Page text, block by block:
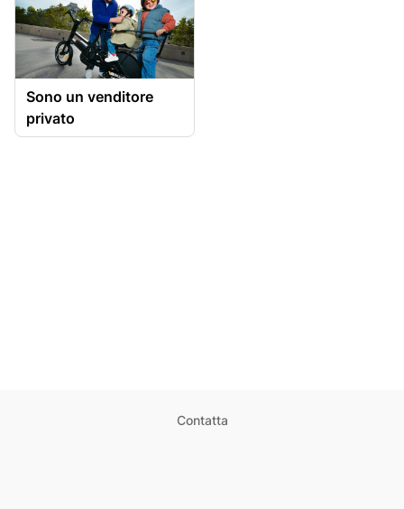
Sono un venditore
privato
Contatta